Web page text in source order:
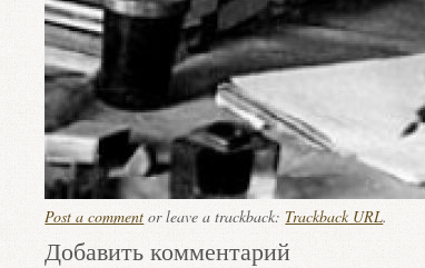
Post a comment or leave a trackback: Trackback URL.
Добавить комментарий